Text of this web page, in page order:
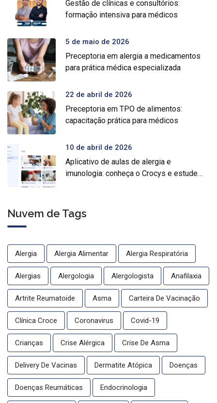
Gestão de clínicas e consultórios:
formação intensiva para médicos
5 de maio de 2026
Preceptoria em alergia a medicamentos
para prática médica especializada
22 de abril de 2026
Preceptoria em TPO de alimentos:
capacitação prática para médicos
10 de abril de 2026
Aplicativo de aulas de alergia e
imunologia: conheça o Crocys e estude
Nuvem de Tags
Alergia Alergia Alimentar Alergia Respiratória
Alergias Alergologia Alergologista Anafilaxia
Artrite Reumatoide Asma Carteira De Vacinação
Clínica Croce Coronavirus Covid-19
Crianças Crise Alérgica Crise De Asma
Delivery De Vacinas Dermatite Atópica Doenças
Doenças Reumáticas Endocrinologia